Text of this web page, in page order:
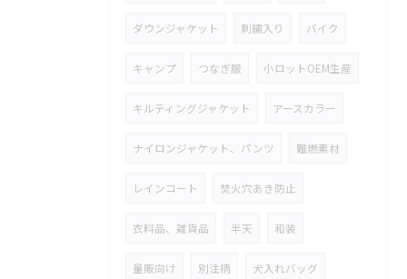
ダウンジャケット 刺繍入り バイク
キャンプ つなぎ服 小ロットOEM生産
キルティングジャケット アースカラー
ナイロンジャケット、パンツ 難燃素材
レインコート 焚火穴あき防止
衣料品、雑貨品 半天 和装
量販向け 別注柄 犬入れバッグ